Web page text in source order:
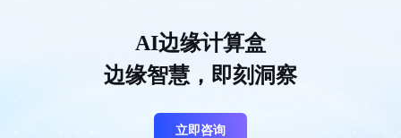
AI边缘计算盒
边缘智慧，即刻洞察
立即咨询